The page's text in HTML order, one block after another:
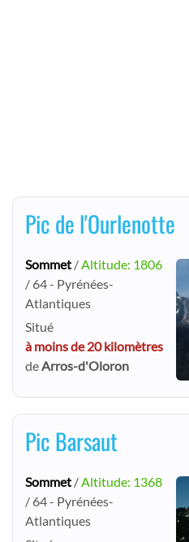
Pic de l'Ourlenotte
Sommet /Altitude: 1806
/ 64 - Pyrénées-
Atlantiques
Situé
à moins de 20 kilomètres
deArros-d'Oloron
Pic Barsaut
Sommet /Altitude: 1368
/ 64 - Pyrénées-
Atlantiques